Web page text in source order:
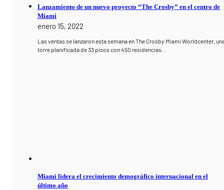
Lanzamiento de un nuevo proyecto “The Crosby” en el centro de
Miami
enero 15, 2022
Las ventas se lanzaron esta semana en The Crosby Miami Worldcenter,
torre planificada de 33 pisos con 450 residencias…
Miami lidera el crecimiento demográfico internacional en el
último año